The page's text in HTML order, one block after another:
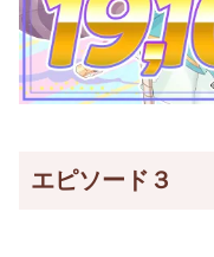
エピソード３